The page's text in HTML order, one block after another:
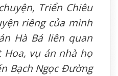
Triển Chiêu
riêng của mình
Hà Bá liên quan
Hoa, vụ án nhà họ
Bạch Ngọc Đường